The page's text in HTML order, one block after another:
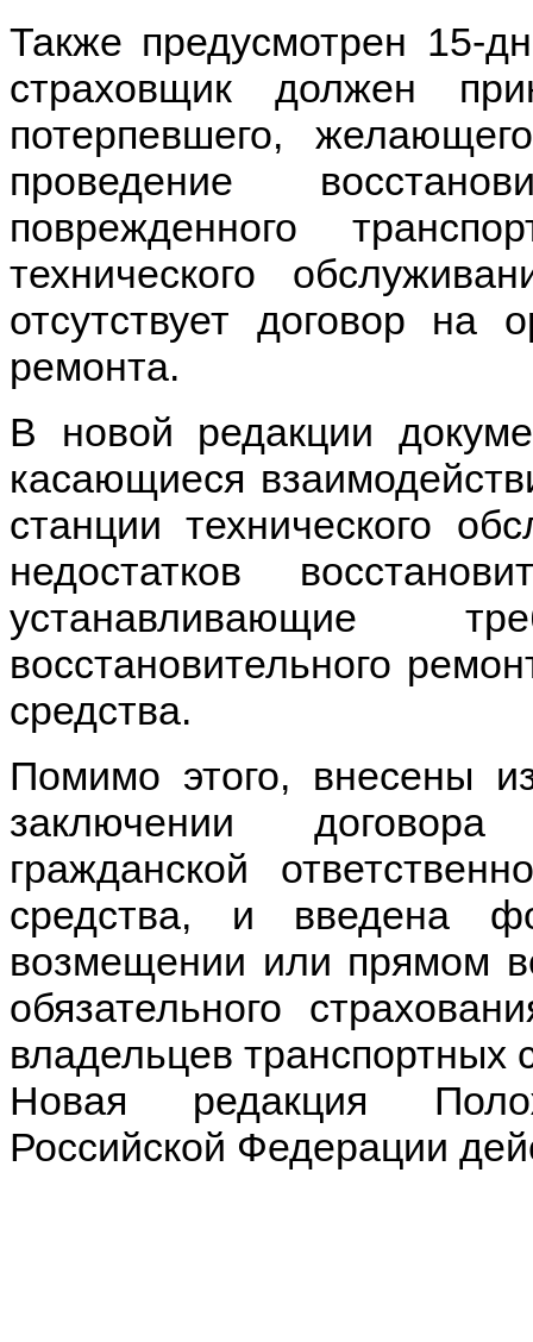
Также предусмотрен 15-
страховщик должен
потерпевшего,
проведение
поврежденного
технического
отсутствует договор на
ремонта.
В новой редакции
касающиеся
станции технического
недостатков
устанавливающие
восстановительного
средства.
Помимо этого, внесены
заключении договора
гражданской
средства, и введена
возмещении или прямом
обязательного
владельцев транспортных
Новая редакция
Российской Федерации